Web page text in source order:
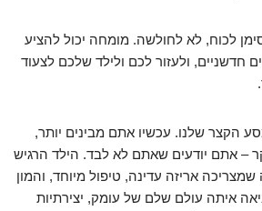
לכוח, לא לחולשה. מומחה יכול להציע
חדשניים, ולעזור לכם ולילד שלכם לצעוד
הקצר שלנו. עכשיו אתם מבינים יותר,
– אתם יודעים שאתם לא לבד. הילד הרגיש
אריזה עדינה, טיפול מיוחד, והמון
איתה עולם שלם של עומק, יצירתיות